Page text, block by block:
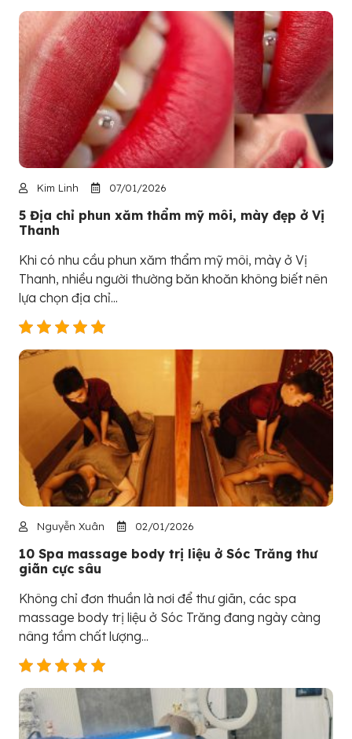
Kim Linh 07/01/2026
5 Địa chỉ phun xăm thẩm mỹ môi, mày đẹp ở Vị
Thanh
Khi có nhu cầu phun xăm thẩm mỹ môi, mày ở Vị
Thanh, nhiều người thường băn khoăn không biết nên
lựa chọn địa chỉ...
Nguyễn Xuân 02/01/2026
10 Spa massage body trị liệu ở Sóc Trăng thư
giãn cực sâu
Không chỉ đơn thuần là nơi để thư giãn, các spa
massage body trị liệu ở Sóc Trăng đang ngày càng
nâng tầm chất lượng...